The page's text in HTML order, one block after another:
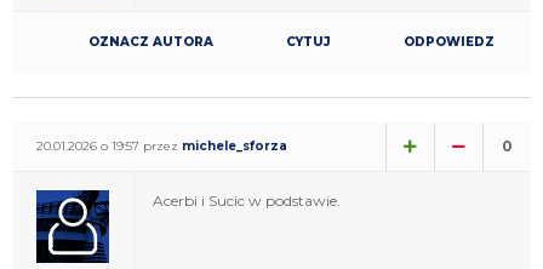
OZNACZ AUTORA CYTUJ ODPOWIEDZ
20.01.2026 o 19:57 przez michele_sforza 0
Acerbi i Sucic w podstawie.